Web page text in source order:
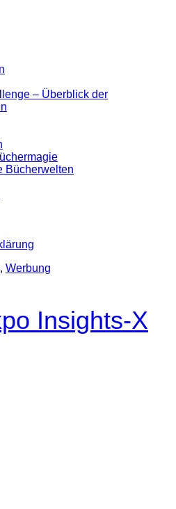
– Überblick der
Bücherwelten
, Werbung
Insights-X